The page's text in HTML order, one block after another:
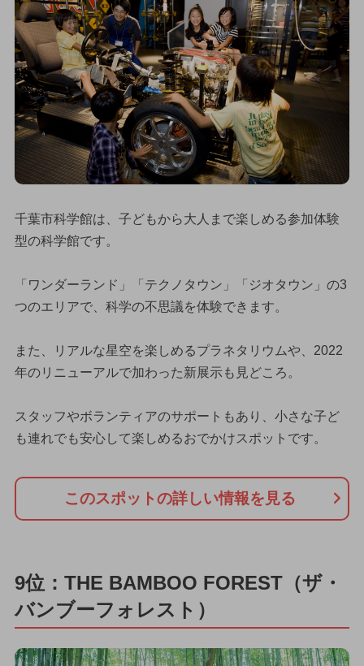
千葉市科学館は、子どもから大人まで楽しめる参加体験
型の科学館です。
「ワンダーランド」「テクノタウン」「ジオタウン」の3
つのエリアで、科学の不思議を体験できます。
また、リアルな星空を楽しめるプラネタリウムや、2022
年のリニューアルで加わった新展示も見どころ。
スタッフやボランティアのサポートもあり、小さな子ど
も連れでも安心して楽しめるおでかけスポットです。
このスポットの詳しい情報を見る
9位：THE BAMBOO FOREST（ザ・
バンブーフォレスト）